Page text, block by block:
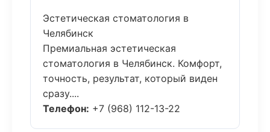
Эстетическая стоматология в
Челябинск
Премиальная эстетическая
стоматология в Челябинск. Комфорт,
точность, результат, который виден
сразу....
Телефон: +7 (968) 112-13-22